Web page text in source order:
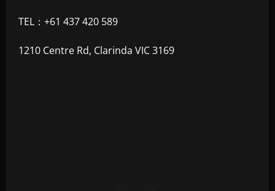
TEL：+61 437 420 589
1210 Centre Rd, Clarinda VIC 3169